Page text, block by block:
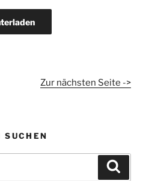
Zur nächsten Seite ->